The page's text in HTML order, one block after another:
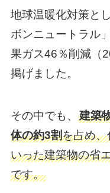
地球温暖化対策と
ボンニュートラル
果ガス46％削減（
掲げました。
その中でも、 建築
体の約3割を占め
いった建築物の省
です。